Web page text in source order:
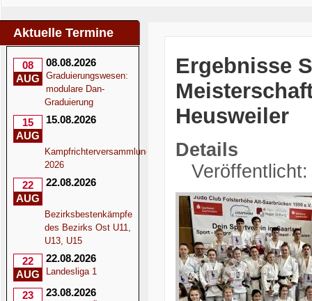
Aktuelle Termine
08
AUG
08.08.2026
Graduierungswesen:
modulare Dan-
Graduierung
15
AUG
15.08.2026
Kampfrichterversammlung
2026
22
AUG
22.08.2026
Bezirksbestenkämpfe
des Bezirks Ost U11,
U13, U15
22
AUG
22.08.2026
Landesliga 1
23
23.08.2026
Ergebnisse
Heusweiler
Details